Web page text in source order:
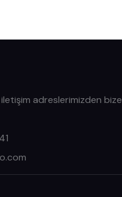
adreslerimizden bize